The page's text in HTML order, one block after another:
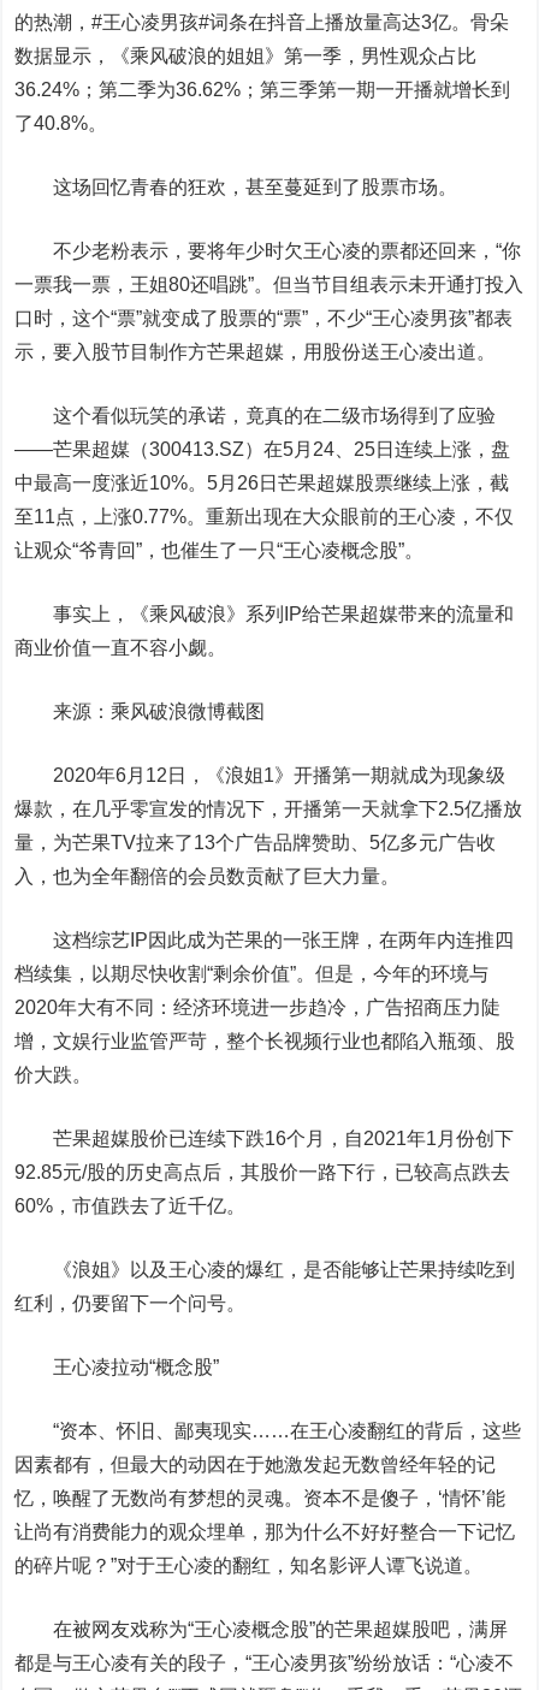
的热潮，#王心凌男孩#词条在抖音上播放量高达3亿。骨朵
数据显示，《乘风破浪的姐姐》第一季，男性观众占比
36.24%；第二季为36.62%；第三季第一期一开播就增长到
了40.8%。
这场回忆青春的狂欢，甚至蔓延到了股票市场。
不少老粉表示，要将年少时欠王心凌的票都还回来，“你
一票我一票，王姐80还唱跳”。但当节目组表示未开通打投入
口时，这个“票”就变成了股票的“票”，不少“王心凌男孩”都表
示，要入股节目制作方芒果超媒，用股份送王心凌出道。
这个看似玩笑的承诺，竟真的在二级市场得到了应验
——芒果超媒（300413.SZ）在5月24、25日连续上涨，盘
中最高一度涨近10%。5月26日芒果超媒股票继续上涨，截
至11点，上涨0.77%。重新出现在大众眼前的王心凌，不仅
让观众“爷青回”，也催生了一只“王心凌概念股”。
事实上，《乘风破浪》系列IP给芒果超媒带来的流量和
商业价值一直不容小觑。
来源：乘风破浪微博截图
2020年6月12日，《浪姐1》开播第一期就成为现象级
爆款，在几乎零宣发的情况下，开播第一天就拿下2.5亿播放
量，为芒果TV拉来了13个广告品牌赞助、5亿多元广告收
入，也为全年翻倍的会员数贡献了巨大力量。
这档综艺IP因此成为芒果的一张王牌，在两年内连推四
档续集，以期尽快收割“剩余价值”。但是，今年的环境与
2020年大有不同：经济环境进一步趋冷，广告招商压力陡
增，文娱行业监管严苛，整个长视频行业也都陷入瓶颈、股
价大跌。
芒果超媒股价已连续下跌16个月，自2021年1月份创下
92.85元/股的历史高点后，其股价一路下行，已较高点跌去
60%，市值跌去了近千亿。
《浪姐》以及王心凌的爆红，是否能够让芒果持续吃到
红利，仍要留下一个问号。
王心凌拉动“概念股”
“资本、怀旧、鄙夷现实……在王心凌翻红的背后，这些
因素都有，但最大的动因在于她激发起无数曾经年轻的记
忆，唤醒了无数尚有梦想的灵魂。资本不是傻子，‘情怀’能
让尚有消费能力的观众埋单，那为什么不好好整合一下记忆
的碎片呢？”对于王心凌的翻红，知名影评人谭飞说道。
在被网友戏称为“王心凌概念股”的芒果超媒股吧，满屏
都是与王心凌有关的段子，“王心凌男孩”纷纷放话：“心凌不